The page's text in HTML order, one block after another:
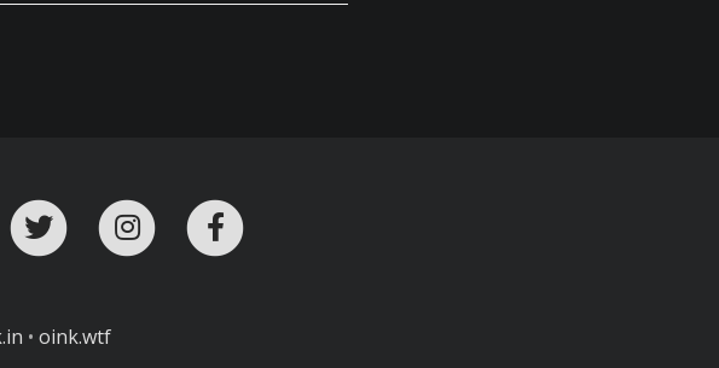
Charla con nosotros en Telegram
Twitter Instagram
• oink.wtf